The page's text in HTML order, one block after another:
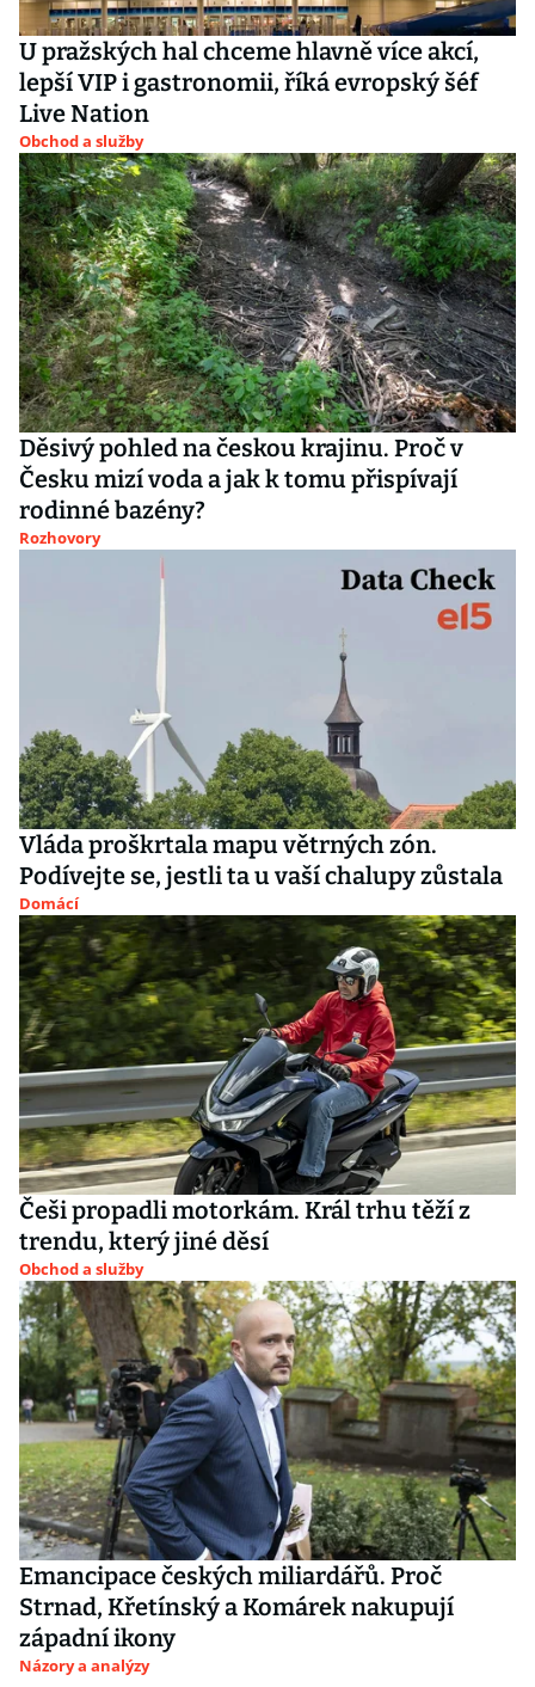
U pražských hal chceme hlavně více akcí,
lepší VIP i gastronomii, říká evropský šéf
Live Nation
Obchod a služby
Děsivý pohled na českou krajinu. Proč v
Česku mizí voda a jak k tomu přispívají
rodinné bazény?
Rozhovory
Vláda proškrtala mapu větrných zón.
Podívejte se, jestli ta u vaší chalupy zůstala
Domácí
Češi propadli motorkám. Král trhu těží z
trendu, který jiné děsí
Obchod a služby
Emancipace českých miliardářů. Proč
Strnad, Křetínský a Komárek nakupují
západní ikony
Názory a analýzy